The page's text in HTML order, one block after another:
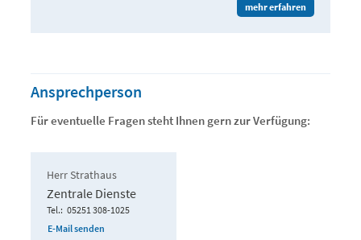
mehr erfahren
Ansprechperson
Für eventuelle Fragen steht Ihnen gern zur Verfügung:
Herr Strathaus
Zentrale Dienste
Tel. 05251 308-1025
E-Mail senden